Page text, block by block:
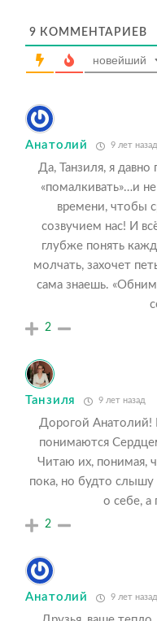
9 КОММЕНТАРИЕВ
новейший
Анатолий 9 лет назад
Да, Танзиля, я
«помалкивать»…и
времени, чтобы
созвучием нас! И
глубже понять
молчать, захочет
сама знаешь.
2
Танзиля 9 лет назад
Дорогой Анатолий!
понимаются
Читаю их, понимая,
пока, но будто
о себе, а
2
Анатолий 9 лет назад